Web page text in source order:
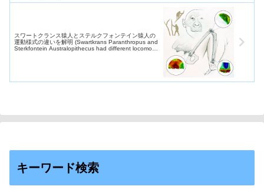
スワートクランス猿人とステルクフォンテイン猿人の
運動様式の違いを解明 (Swartkrans Paranthropus and
Sterkfontein Australopithecus had different locomotor
キーワード検索